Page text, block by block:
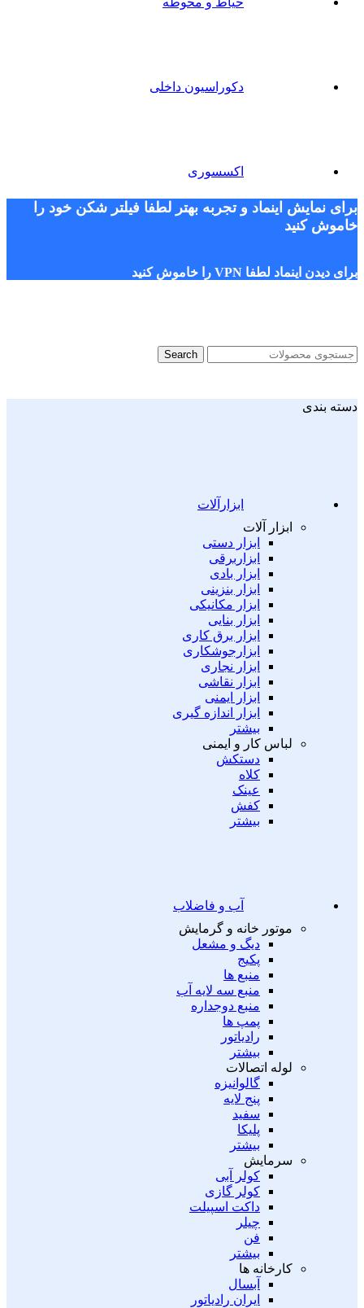
دکوراسیون داخلی
اکسسوری
برای نمایش اینماد و تجربه بهتر لطفا فیلتر شکن خود را
خاموش کنید
برای دیدن اینماد لطفا VPN را خاموش کنید
Search
دسته بندی
ابزارآلات
ابزار آلات
ابزار دستی
ابزاربرقی
ابزار بادی
ابزار بنزینی
ابزار مکانیکی
ابزار بنایی
ابزار برق کاری
ابزارجوشکاری
ابزار نجاری
ابزار نقاشی
ابزار ایمنی
ابزار اندازه گیری
بیشتر
لباس کار و ایمنی
دستکش
کلاه
عینک
کفش
بیشتر
آب و فاضلاب
موتور خانه و گرمایش
دیگ و مشعل
پکیج
منبع ها
منبع سه لایه آب
منبع دوجداره
پمپ ها
رادیاتور
بیشتر
لوله اتصالات
گالوانیزه
پنج لایه
سفید
پلیکا
بیشتر
سرمایش
کولر آبی
کولر گازی
داکت اسپیلت
چیلر
فن
بیشتر
کارخانه ها
آبسال
ایران رادیاتور